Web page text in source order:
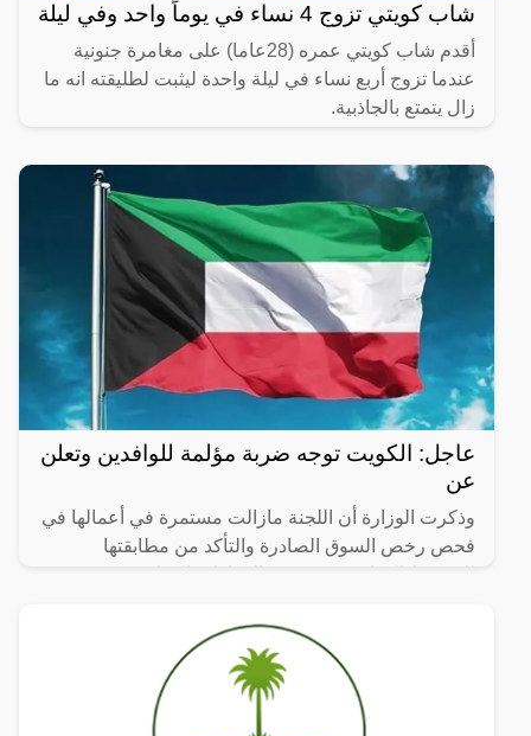
شاب كويتي تزوج 4 نساء في يوماً واحد وفي ليلة
أقدم شاب كويتي عمره (28عاما) على مغامرة جنونية
عندما تزوج أربع نساء في ليلة واحدة ليثبت لطليقته انه ما
زال يتمتع بالجاذبية.
عاجل: الكويت توجه ضربة مؤلمة للوافدين وتعلن
عن
وذكرت الوزارة أن اللجنة مازالت مستمرة في أعمالها في
فحص رخص السوق الصادرة والتأكد من مطابقتها